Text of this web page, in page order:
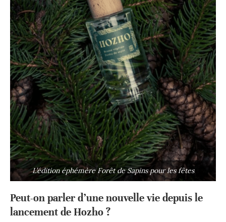
L’édition éphémère Forêt de Sapins pour les fêtes
Peut-on parler d’une nouvelle vie depuis le
lancement de Hozho ?